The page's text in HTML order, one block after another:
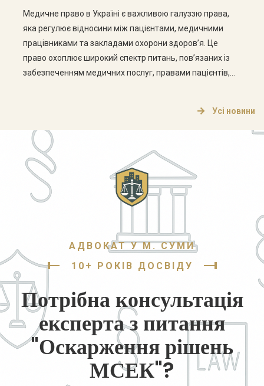
Медичне право в Україні є важливою галуззю права,
яка регулює відносини між пацієнтами, медичними
працівниками та закладами охорони здоров’я. Це
право охоплює широкий спектр питань, пов’язаних із
забезпеченням медичних послуг, правами пацієнтів,
права Медичне право в Україні складається з кількох
ключових аспектів, які варто розглянути […]
Усі новини
АДВОКАТ У М. СУМИ
10+ РОКІВ ДОСВІДУ
Потрібна консультація
експерта з питання
"Оскарження рішень
МСЕК"?